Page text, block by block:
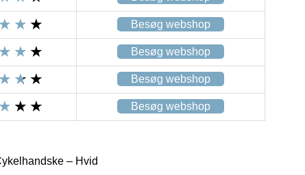
Besøg webshop
Besøg webshop
Besøg webshop
Besøg webshop
– Hvid